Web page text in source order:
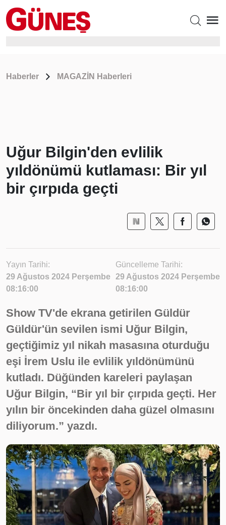
Haberler MAGAZİN Haberleri
Uğur Bilgin'den evlilik
yıldönümü kutlaması: Bir yıl
bir çırpıda geçti
Yayın Tarihi:
29 Ağustos 2024 Perşembe
08:16:00
Güncelleme Tarihi:
29 Ağustos 2024 Perşembe
08:16:00
Show TV'de ekrana getirilen Güldür
Güldür'ün sevilen ismi Uğur Bilgin,
geçtiğimiz yıl nikah masasına oturduğu
eşi İrem Uslu ile evlilik yıldönümünü
kutladı. Düğünden kareleri paylaşan
Uğur Bilgin, “Bir yıl bir çırpıda geçti. Her
yılın bir öncekinden daha güzel olmasını
diliyorum.” yazdı.